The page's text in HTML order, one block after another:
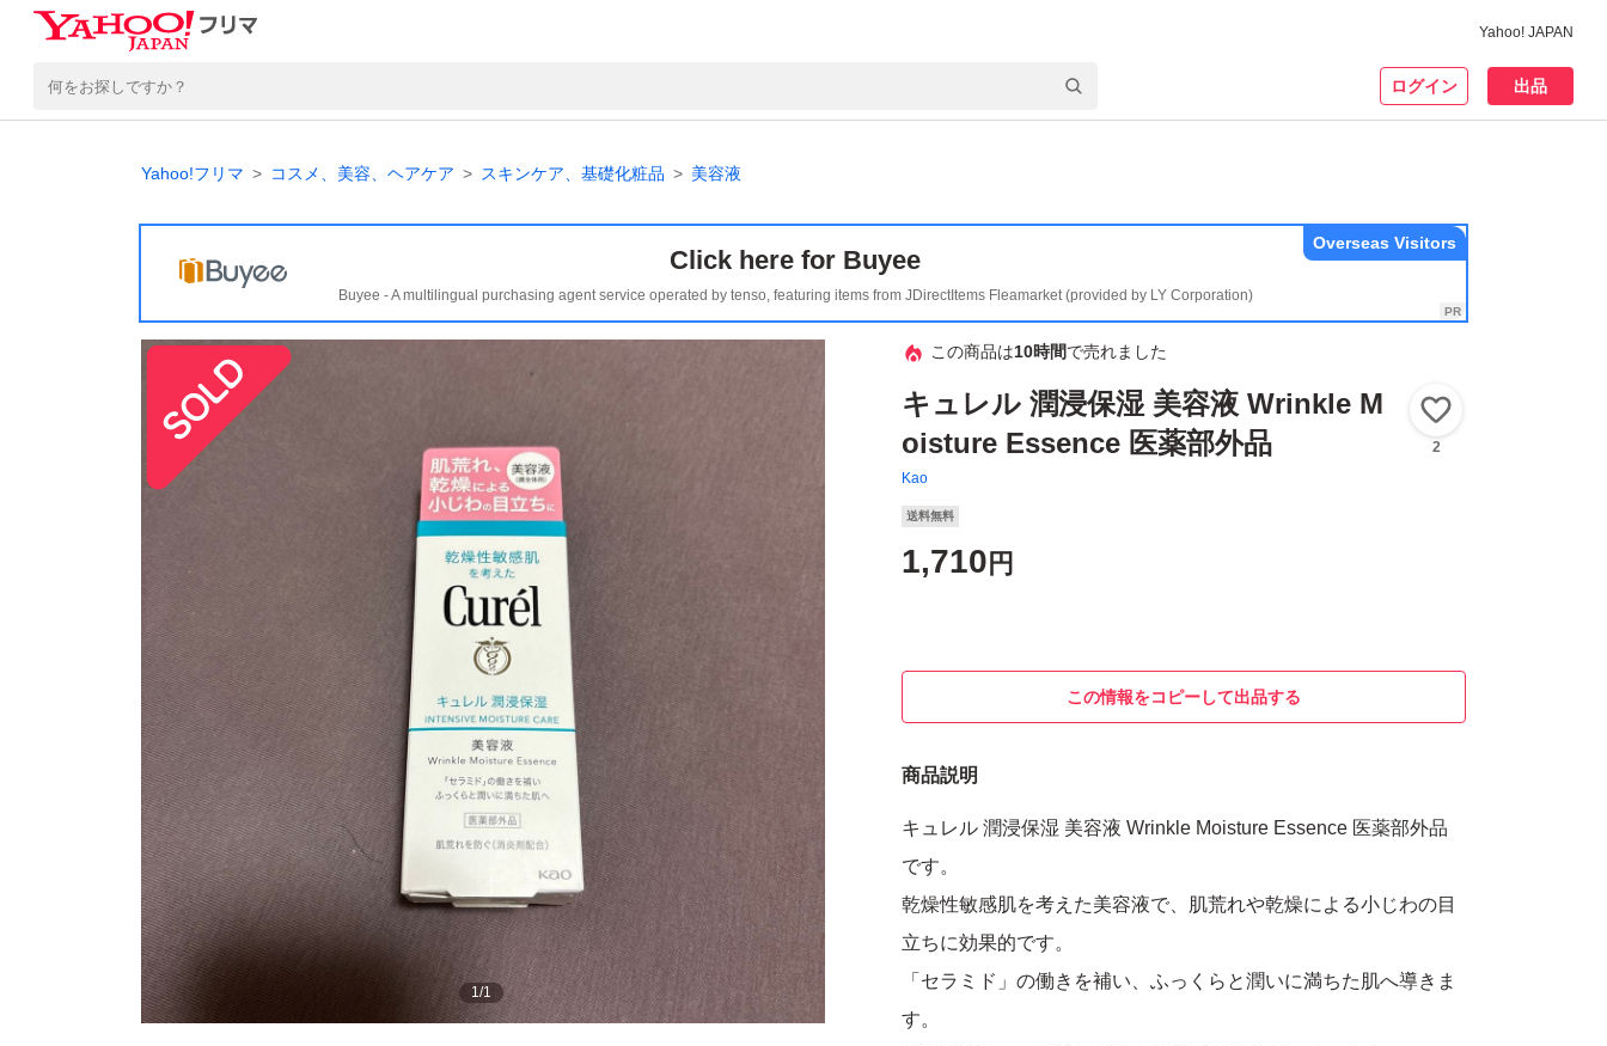
Yahoo! JAPAN
ログイン 出品
Yahoo!フリマ コスメ、美容、ヘアケア スキンケア、基礎化粧品 美容液
Click here for Buyee
Buyee - A multilingual purchasing agent service operated by tenso, featuring items from JDirectItems Fleamarket (provided by LY Corporation)
Overseas Visitors
1/1
この商品は10時間で売れました
キュレル 潤浸保湿 美容液 Wrinkle M
oisture Essence 医薬部外品
Kao
2
送料無料
1,710 円
この情報をコピーして出品する
商品説明
キュレル 潤浸保湿 美容液 Wrinkle Moisture Essence 医薬部外品
です。
乾燥性敏感肌を考えた美容液で、肌荒れや乾燥による小じわの目
立ちに効果的です。
「セラミド」の働きを補い、ふっくらと潤いに満ちた肌へ導きま
す。